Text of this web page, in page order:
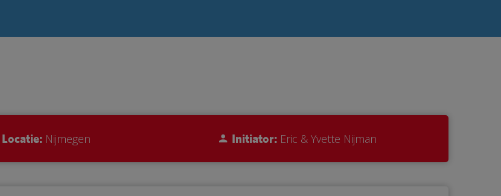
Locatie: Nijmegen Initiator: Eric & Yvette Nijman